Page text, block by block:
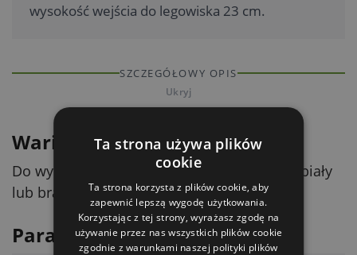
wysokość wejścia do legowiska 23 cm.
SZCZEGÓŁOWY OPIS
Ukryj
Warianty
Do wyboru są dwa warianty kolorystyczne: biały
lub brązowy. Konstrukcja jest czarna.
Parametry techniczne
Ta strona używa plików
cookie
Ta strona korzysta z plików cookie, aby
zapewnić lepszą wygodę użytkowania.
Korzystając z tej strony, wyrażasz zgodę na
używanie przez nas wszystkich plików cookie
zgodnie z warunkami naszej polityki plików